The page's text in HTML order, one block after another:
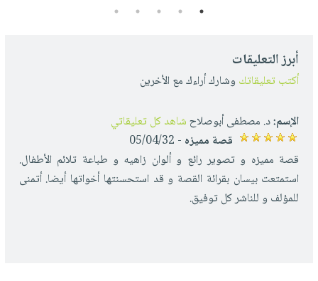
1
2
3
4
5
أبرز التعليقات
أكتب تعليقاتك وشارك أراءك مع الأخرين
الإسم:د. مصطفى أبوصلاحشاهد كل تعليقاتي
قصة مميزه - 05/04/32
قصة مميزه و تصوير رائع و ألوان زاهيه و طباعة تلائم الأطفال.
استمتعت بيسان بقرائة القصة و قد استحسنتها أخواتها أيضا. أتمنى
للمؤلف و للناشر كل توفيق.